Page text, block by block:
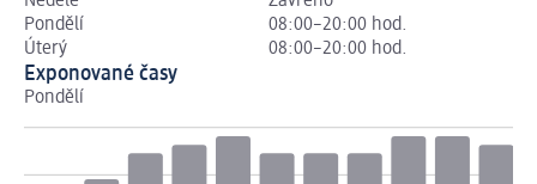
Pondělí
08:00–20:00 hod.
Úterý
08:00–20:00 hod.
Exponované časy
Pondělí